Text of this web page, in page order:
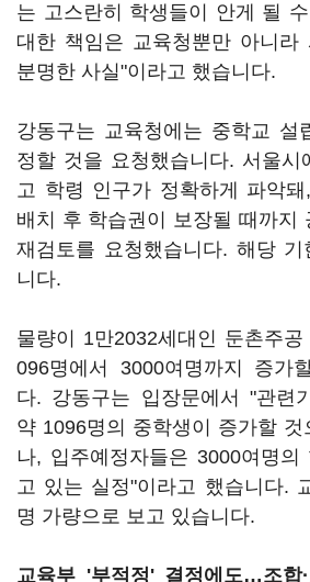
는 고스란히 학생들이 안게 될
대한 책임은 교육청뿐만 아니라
분명한 사실"이라고 했습니다.
강동구는 교육청에는 중학교 설
정할 것을 요청했습니다. 서울시
고 학령 인구가 정확하게 파악
배치 후 학습권이 보장될 때까지
재검토를 요청했습니다. 해당 기
니다.
물량이 1만2032세대인 둔촌주
096명에서 3000여명까지 증가
다. 강동구는 입장문에서 "관련
약 1096명의 중학생이 증가할
나, 입주예정자들은 3000여명의
고 있는 실정"이라고 했습니다.
명 가량으로 보고 있습니다.
교육부 '부적정' 결정에도…조합